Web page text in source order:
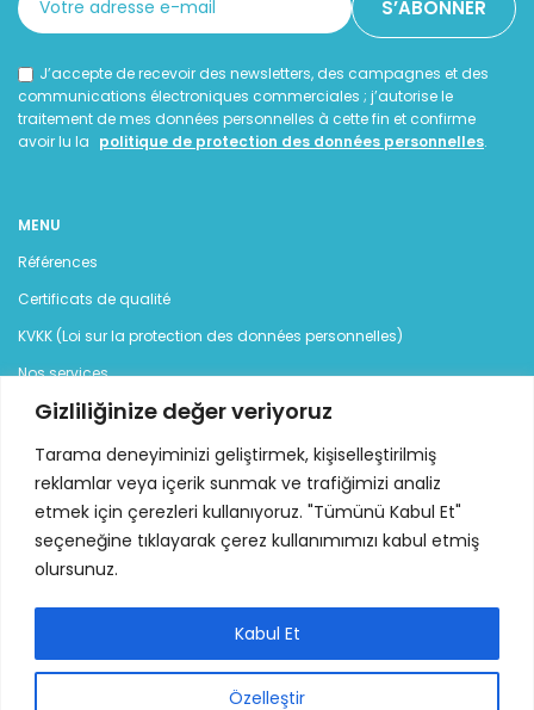
Gizliliğinize değer veriyoruz
Tarama deneyiminizi geliştirmek, kişiselleştirilmiş
reklamlar veya içerik sunmak ve trafiğimizi analiz
etmek için çerezleri kullanıyoruz. "Tümünü Kabul Et"
seçeneğine tıklayarak çerez kullanımımızı kabul etmiş
olursunuz.
Özelleştir
Kabul Et
J’accepte de recevoir des newsletters, des campagnes et des
communications électroniques commerciales ; j’autorise le
traitement de mes données personnelles à cette fin et confirme
avoir lu la politique de protection des données personnelles.
MENU
Références
Certificats de qualité
KVKK (Loi sur la protection des données personnelles)
Nos services
Blog
Contact
CATÉGORIES
Groupes électrogènes
Groupe électrogène diesel
Location